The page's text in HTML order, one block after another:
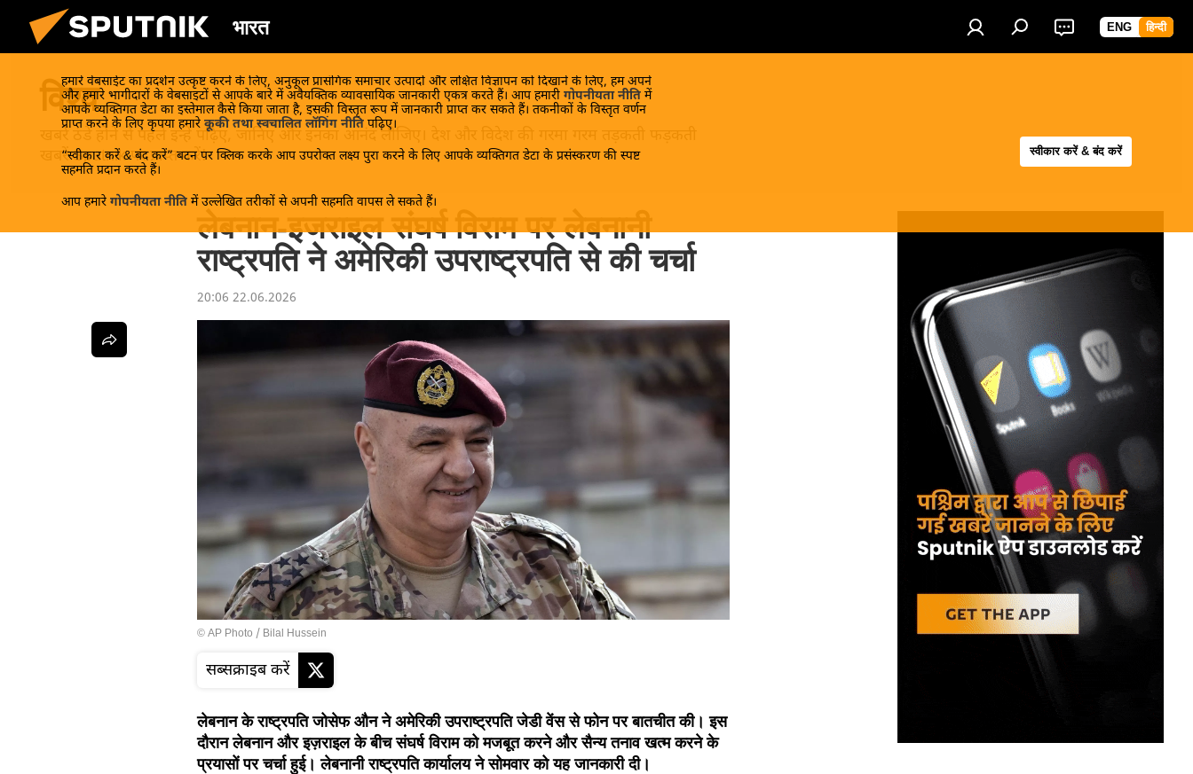
भारत ENG हिन्दी
हमारे वेबसाईट का प्रदर्शन उत्कृष्ट करने के लिए, अनुकूल प्रासंगिक समाचार उत्पादों और लक्षित विज्ञापन को दिखाने के लिए, हम अपने
और हमारे भागीदारों के वेबसाइटों से आपके बारे में अवैयक्तिक व्यावसायिक जानकारी एकत्र करते हैं। आप हमारी गोपनीयता नीति में
आपके व्यक्तिगत डेटा का इस्तेमाल कैसे किया जाता है, इसकी विस्तृत रूप में जानकारी प्राप्त कर सकते हैं। तकनीकों के विस्तृत वर्णन
प्राप्त करने के लिए कृपया हमारे कूकी तथा स्वचालित लॉगिंग नीति पढ़िए।
“स्वीकार करें & बंद करें” बटन पर क्लिक करके आप उपरोक्त लक्ष्य पुरा करने के लिए आपके व्यक्तिगत डेटा के प्रसंस्करण की स्पष्ट
सहमति प्रदान करते हैं।
आप हमारे गोपनीयता नीति में उल्लेखित तरीकों से अपनी सहमति वापस ले सकते हैं।
स्वीकार करें & बंद करें
विश्व
खबरें ठंडे होने से पहले इन्हें पढ़िए, जानिए और इनका आनंद लीजिए। देश और विदेश की गरमा गरम तड़कती फड़कती
खबरें Sputnik पर प्राप्त करें!
लेबनान-इजराइल संघर्ष विराम पर लेबनानी
राष्ट्रपति ने अमेरिकी उपराष्ट्रपति से की चर्चा
20:06 22.06.2026
© AP Photo / Bilal Hussein
सब्सक्राइब करें
लेबनान के राष्ट्रपति जोसेफ औन ने अमेरिकी उपराष्ट्रपति जेडी वेंस से फोन पर बातचीत की। इस
दौरान लेबनान और इज़राइल के बीच संघर्ष विराम को मजबूत करने और सैन्य तनाव खत्म करने के
प्रयासों पर चर्चा हुई। लेबनानी राष्ट्रपति कार्यालय ने सोमवार को यह जानकारी दी।